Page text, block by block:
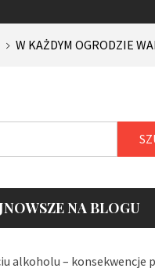
W KAŻDYM OGRODZIE
NA BLOGU
alkoholu – konsekwencje